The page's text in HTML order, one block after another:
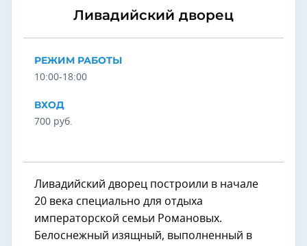
Ливадийский дворец
РЕЖИМ РАБОТЫ
10:00-18:00
ВХОД
700 руб.
Ливадийский дворец построили в начале
20 века специально для отдыха
императорской семьи Романовых.
Белоснежный изящный, выполненный в